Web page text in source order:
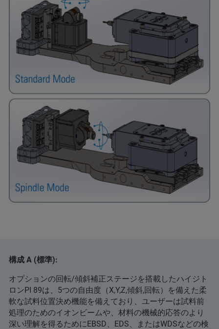
構成 A (標準):
オプションの回転/傾斜補正ステージを搭載したハイジト
ロンPI 89は、5つの自由度（X,Y,Z,傾斜,回転）を備えた柔
軟な試料位置決め機能を備えており、ユーザーは試料前
処理のためのイオンビームや、材料の機械的応答のより
深い理解を得るためにEBSD、EDS、またはWDSなどの検